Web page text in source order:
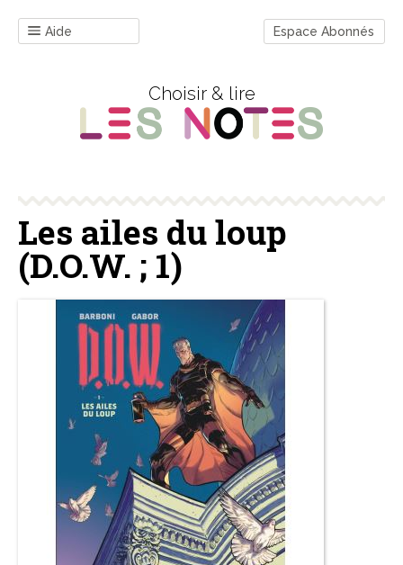
Aide Espace Abonnés
Choisir & lire
Les ailes du loup
(D.O.W. ; 1)